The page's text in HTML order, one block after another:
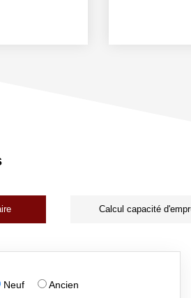
Calcul capacité